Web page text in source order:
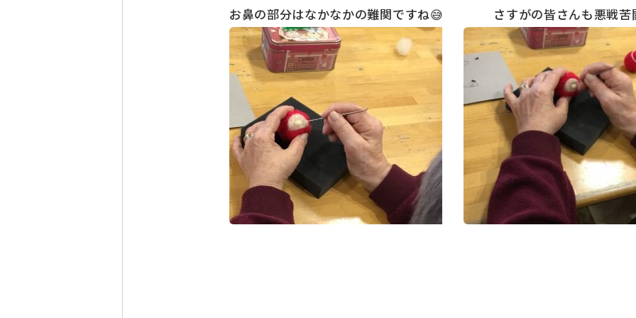
お鼻の部分はなかなかの難関ですね😅 さすがの皆さんも